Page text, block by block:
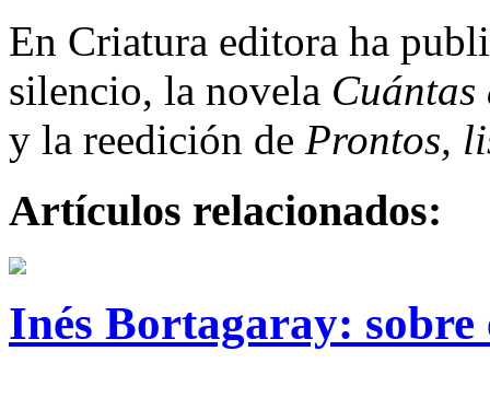
En Criatura editora ha
silencio, la novela Cuántas
y la reedición de Prontos,
Artículos relacionados:
Inés Bortagaray: